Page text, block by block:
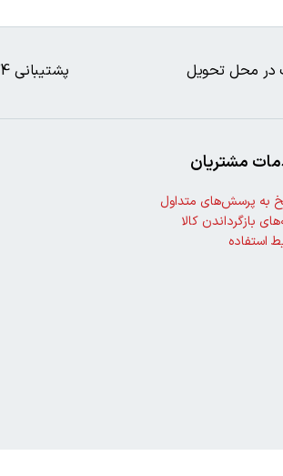
در محل تحویل پشتیبانی 24 ساعته
مشتریان
به پرسش‌های متداول
بازگرداندن کالا
استفاده